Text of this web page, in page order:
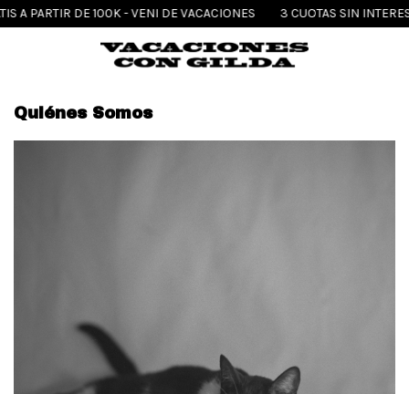
A PARTIR DE 100K - VENI DE VACACIONES 3 CUOTAS SIN
Quiénes Somos